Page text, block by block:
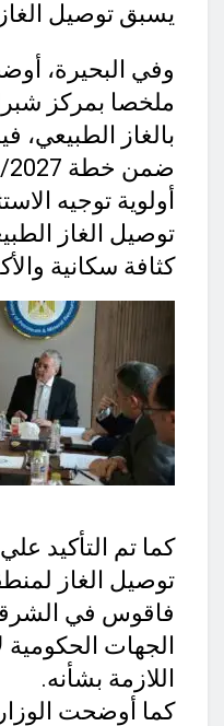
يسبق توصيل
وفي البحيرة،
ملخصا بمركز
بالغاز الطبيعي،
أولوية توجيه
توصيل الغاز
كثافة سكانية
كما تم التأكيد
توصيل الغاز
فاقوس في
الجهات الحكومية
اللازمة بشأنه.
كما أوضحت